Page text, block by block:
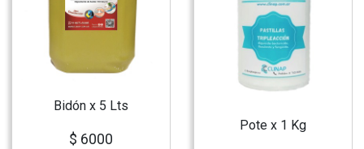
Bidón x 5 Lts
$ 6000
Pote x 1 Kg